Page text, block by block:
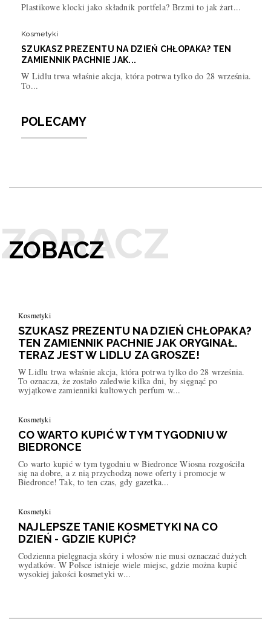
Plastikowe klocki jako składnik portfela? Brzmi to jak żart...
Kosmetyki
SZUKASZ PREZENTU NA DZIEŃ CHŁOPAKA? TEN
ZAMIENNIK PACHNIE JAK...
W Lidlu trwa właśnie akcja, która potrwa tylko do 28 września.
To...
POLECAMY
ZOBACZ
Kosmetyki
SZUKASZ PREZENTU NA DZIEŃ CHŁOPAKA?
TEN ZAMIENNIK PACHNIE JAK ORYGINAŁ.
TERAZ JEST W LIDLU ZA GROSZE!
W Lidlu trwa właśnie akcja, która potrwa tylko do 28 września.
To oznacza, że zostało zaledwie kilka dni, by sięgnąć po
wyjątkowe zamienniki kultowych perfum w...
Kosmetyki
CO WARTO KUPIĆ W TYM TYGODNIU W
BIEDRONCE
Co warto kupić w tym tygodniu w Biedronce Wiosna rozgościła
się na dobre, a z nią przychodzą nowe oferty i promocje w
Biedronce! Tak, to ten czas, gdy gazetka...
Kosmetyki
NAJLEPSZE TANIE KOSMETYKI NA CO
DZIEŃ - GDZIE KUPIĆ?
Codzienna pielęgnacja skóry i włosów nie musi oznaczać dużych
wydatków. W Polsce istnieje wiele miejsc, gdzie można kupić
wysokiej jakości kosmetyki w...